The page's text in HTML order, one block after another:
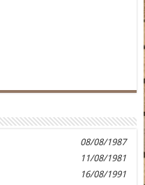
08/08/1987
11/08/1981
16/08/1991